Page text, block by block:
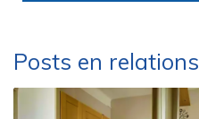
Posts en relations